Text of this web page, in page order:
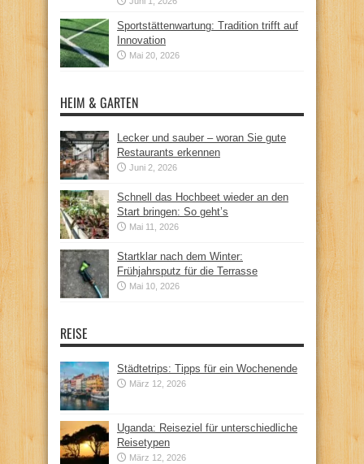
Sportstättenwartung: Tradition trifft auf
Innovation
Mai 20, 2026
HEIM & GARTEN
Lecker und sauber – woran Sie gute
Restaurants erkennen
Juni 2, 2026
Schnell das Hochbeet wieder an den
Start bringen: So geht’s
Mai 11, 2026
Startklar nach dem Winter:
Frühjahrsputz für die Terrasse
Mai 10, 2026
REISE
Städtetrips: Tipps für ein Wochenende
März 12, 2026
Uganda: Reiseziel für unterschiedliche
Reisetypen
März 12, 2026